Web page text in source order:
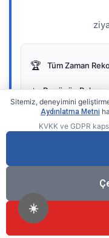
☀️
🏆 Tüm Zaman
⭐ Bugünün Rekoru:
Sitemiz, deneyimini
Aydınlatma Metni
KVKK ve GDPR